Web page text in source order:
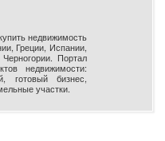
недвижимость
Греции, Испании,
Портал
недвижимости:
готовый бизнес,
участки.